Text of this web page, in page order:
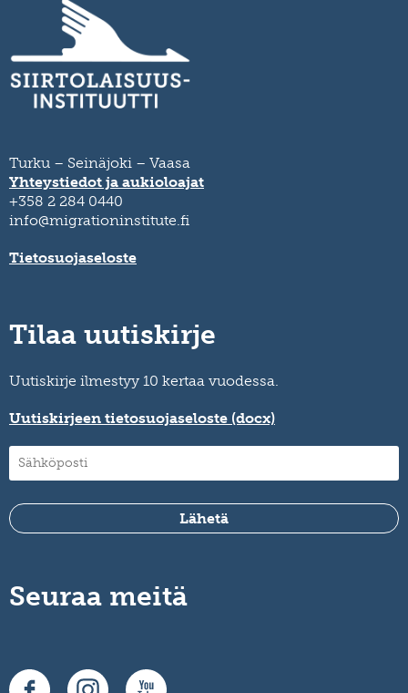
Turku – Seinäjoki – Vaasa
Yhteystiedot ja aukioloajat
+358 2 284 0440
info@migrationinstitute.fi
Tietosuojaseloste
Tilaa uutiskirje
Uutiskirje ilmestyy 10 kertaa vuodessa.
Uutiskirjeen tietosuojaseloste (docx)
Seuraa meitä